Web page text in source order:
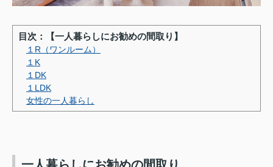
目次：【一人暮らしにお勧めの間取り】
１R（ワンルーム）
１K
１DK
１LDK
女性の一人暮らし